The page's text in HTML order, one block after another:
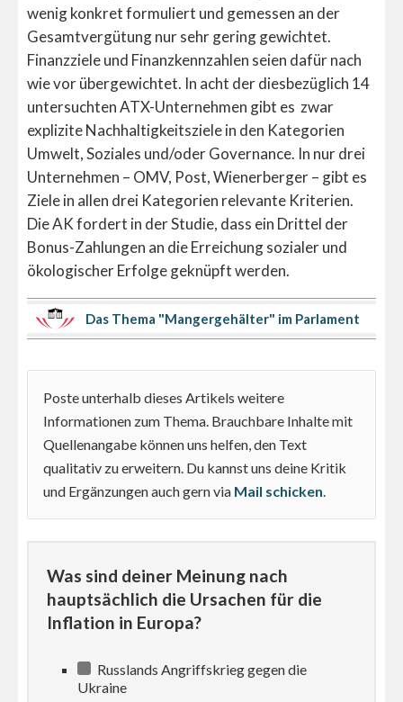
wenig konkret formuliert und gemessen an der
Gesamtvergütung nur sehr gering gewichtet.
Finanzziele und Finanzkennzahlen seien dafür nach
wie vor übergewichtet. In acht der diesbezüglich 14
untersuchten ATX-Unternehmen gibt es zwar
explizite Nachhaltigkeitsziele in den Kategorien
Umwelt, Soziales und/oder Governance. In nur drei
Unternehmen – OMV, Post, Wienerberger – gibt es
Ziele in allen drei Kategorien relevante Kriterien.
Die AK fordert in der Studie, dass ein Drittel der
Bonus-Zahlungen an die Erreichung sozialer und
ökologischer Erfolge geknüpft werden.
Das Thema "Mangergehälter" im Parlament
Poste unterhalb dieses Artikels weitere
Informationen zum Thema. Brauchbare Inhalte mit
Quellenangabe können uns helfen, den Text
qualitativ zu erweitern. Du kannst uns deine Kritik
und Ergänzungen auch gern via Mail schicken
Was sind deiner Meinung nach
hauptsächlich die Ursachen für die
Inflation in Europa?
Russlands Angriffskrieg gegen die
Ukraine